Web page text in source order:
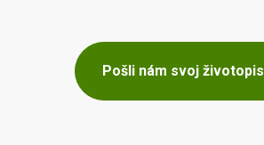
Pošli nám svoj životopis